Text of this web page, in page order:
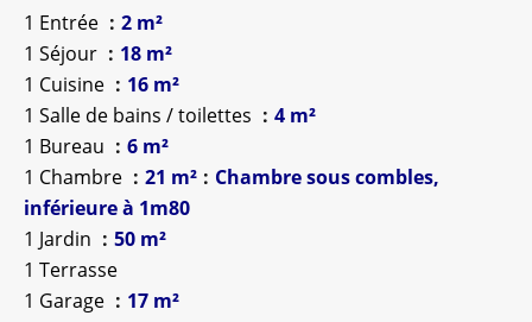
1 Entrée
2 m²
1 Séjour
18 m²
1 Cuisine
16 m²
1 Salle de bains / toilettes
4 m²
1 Bureau
6 m²
1 Chambre
21 m²
Chambre sous combles,
inférieure à 1m80
1 Jardin
50 m²
1 Terrasse
1 Garage
17 m²